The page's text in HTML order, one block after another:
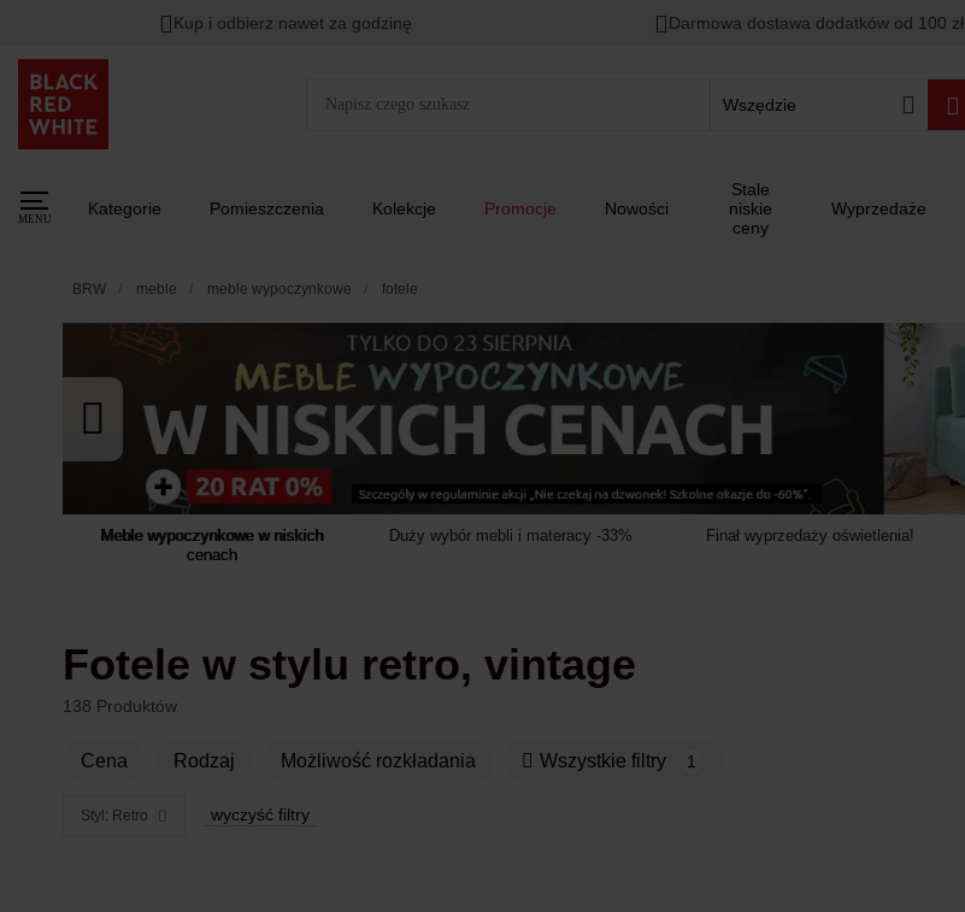
Rabat naHITY DNIA przy zapisie na Newsletter. 00 :
Kup i odbierz nawet za godzinę Darmowa dostawa dodatków od 100 zł
Wszędzie
MENU
Kategorie Pomieszczenia Kolekcje Promocje Nowości
Stale
niskie
ceny
Wyprzedaże
BRW meble meble wypoczynkowe fotele
Meble wypoczynkowe w niskich
cenach
Duży wybór mebli i materacy -33% Finał wyprzedaży oświetlenia!
Fotele w stylu retro, vintage
138 Produktów
Cena rodzaj możliwość rozkładania Wszystkie filtry 1
Styl: Retro wyczyść filtry